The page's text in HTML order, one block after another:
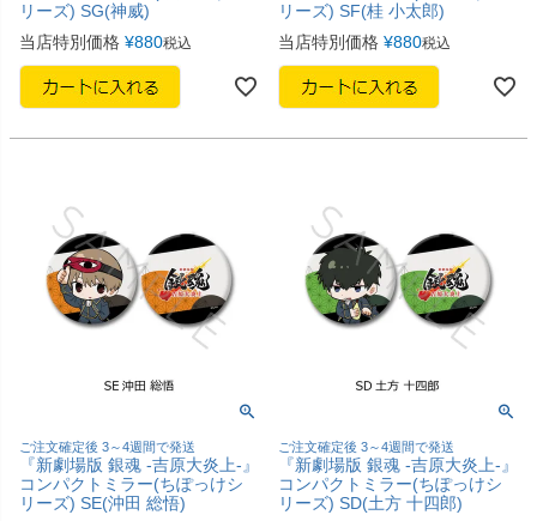
リーズ) SG(神威)
当店特別価格 ¥880税込
リーズ) SF(桂 小太郎)
当店特別価格 ¥880税込
ご注文確定後 3～4週間で発送
『新劇場版 銀魂 -吉原大炎上-』
コンパクトミラー(ちぽっけシ
リーズ) SE(沖田 総悟)
ご注文確定後 3～4週間で発送
『新劇場版 銀魂 -吉原大炎上-』
コンパクトミラー(ちぽっけシ
リーズ) SD(土方 十四郎)